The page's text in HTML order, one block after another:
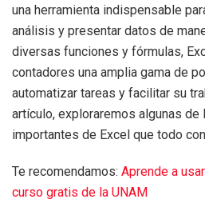
una herramienta indispensable
análisis y presentar datos de
diversas funciones y fórmulas,
contadores una amplia gama de
automatizar tareas y facilitar su
artículo, exploraremos algunas de
importantes de Excel que todo
Te recomendamos: Aprende a
curso gratis de la UNAM